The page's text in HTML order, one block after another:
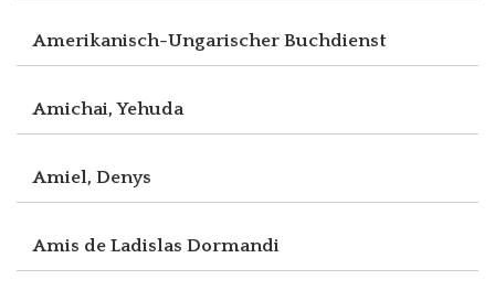
Amerikanisch-Ungarischer Buchdienst
Amichai, Yehuda
Amiel, Denys
Amis de Ladislas Dormandi